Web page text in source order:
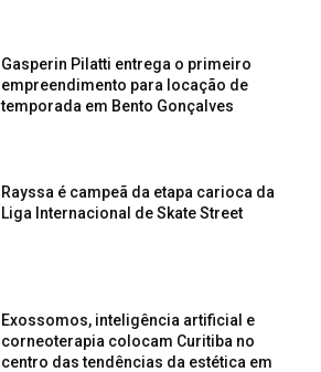
Gasperin Pilatti entrega o primeiro
empreendimento para locação de
temporada em Bento Gonçalves
Rayssa é campeã da etapa carioca da
Liga Internacional de Skate Street
Exossomos, inteligência artificial e
corneoterapia colocam Curitiba no
centro das tendências da estética em